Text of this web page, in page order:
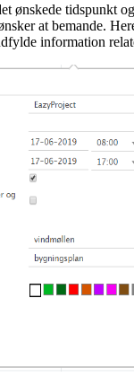
ønskede tidspunkt
at bemande.
information